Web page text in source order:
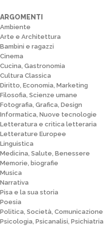
ARGOMENTI
Ambiente
Arte e Architettura
Bambini e ragazzi
Cinema
Cucina, Gastronomia
Cultura Classica
Diritto, Economia, Marketing
Filosofia, Scienze umane
Fotografia, Grafica, Design
Informatica, Nuove tecnologie
Letteratura e critica letteraria
Letterature Europee
Linguistica
Medicina, Salute, Benessere
Memorie, biografie
Musica
Narrativa
Pisa e la sua storia
Poesia
Politica, Società, Comunicazione
Psicologia, Psicanalisi, Psichiatria